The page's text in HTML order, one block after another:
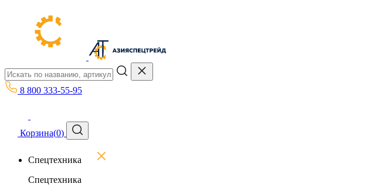
8 800 333-55-95
Корзина(0)
Спецтехника
Спецтехника